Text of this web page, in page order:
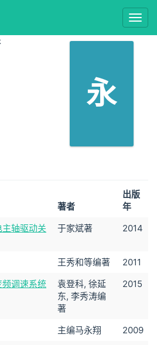
永
著者
出版
年
轴驱动关
于家斌著 2014
王秀和等编著
2011
调速系统
袁登科, 徐延
东, 李秀涛编
著
2015
主编马永翔
2009